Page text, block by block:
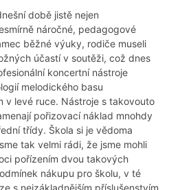
době jistě nejen
náročné, pedagogové
běžné výuky, rodiče museli
účastí v soutěži, což dnes
koncertní nástroje
melodického basu
v levé ruce. Nástroje s takovouto
pořizovací náklad mnohdy
třídy. Škola si je vědoma
tak velmi rádi, že jsme mohli
pořízením dvou takových
nákupu pro školu, v té
s nejzákladnějším příslušenstvím